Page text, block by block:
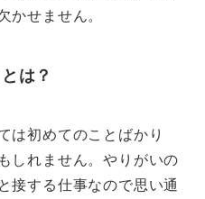
かせません。
は？
は初めてのことばかり
しれません。やりがいの
接する仕事なので思い通